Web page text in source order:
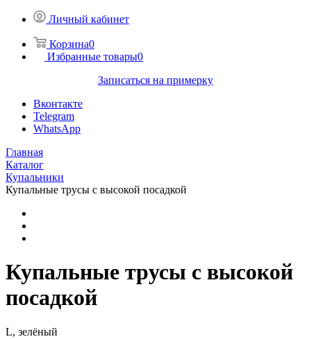
Личный кабинет
Корзина0
Избранные товары0
Записаться на примерку
Вконтакте
Telegram
WhatsApp
Главная
Каталог
Купальники
Купальные трусы с высокой посадкой
Купальные трусы с высокой
посадкой
L, зелёный